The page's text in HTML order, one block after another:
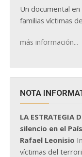
Un documental
familias víctimas
más información...
NOTA
LA ESTRATEGIA
silencio en el
Rafael Leonisio
víctimas del